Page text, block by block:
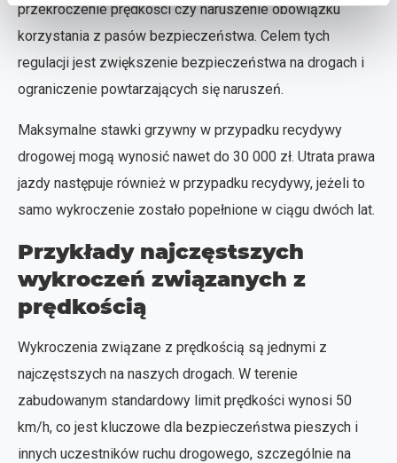
przekroczenie prędkości czy naruszenie obowiązku
korzystania z pasów bezpieczeństwa. Celem tych
regulacji jest zwiększenie bezpieczeństwa na drogach i
ograniczenie powtarzających się naruszeń.
Maksymalne stawki grzywny w przypadku recydywy
drogowej mogą wynosić nawet do 30 000 zł. Utrata prawa
jazdy następuje również w przypadku recydywy, jeżeli to
samo wykroczenie zostało popełnione w ciągu dwóch lat.
Przykłady najczęstszych
wykroczeń związanych z
prędkością
Wykroczenia związane z prędkością są jednymi z
najczęstszych na naszych drogach. W terenie
zabudowanym standardowy limit prędkości wynosi 50
km/h, co jest kluczowe dla bezpieczeństwa pieszych i
innych uczestników ruchu drogowego, szczególnie na